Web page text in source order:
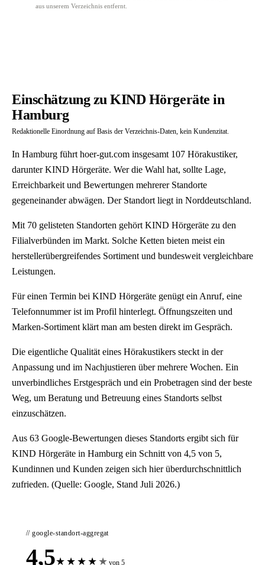
aus unserem Verzeichnis entfernt.
Einschätzung zu KIND Hörgeräte in
Hamburg
Redaktionelle Einordnung auf Basis der Verzeichnis-Daten, kein Kundenzitat.
In Hamburg führt hoer-gut.com insgesamt 107 Hörakustiker,
darunter KIND Hörgeräte. Wer die Wahl hat, sollte Lage,
Erreichbarkeit und Bewertungen mehrerer Standorte
gegeneinander abwägen. Der Standort liegt in Norddeutschland.
Mit 70 gelisteten Standorten gehört KIND Hörgeräte zu den
Filialverbünden im Markt. Solche Ketten bieten meist ein
herstellerübergreifendes Sortiment und bundesweit vergleichbare
Leistungen.
Für einen Termin bei KIND Hörgeräte genügt ein Anruf, eine
Telefonnummer ist im Profil hinterlegt. Öffnungszeiten und
Marken-Sortiment klärt man am besten direkt im Gespräch.
Die eigentliche Qualität eines Hörakustikers steckt in der
Anpassung und im Nachjustieren über mehrere Wochen. Ein
unverbindliches Erstgespräch und ein Probetragen sind der beste
Weg, um Beratung und Betreuung eines Standorts selbst
einzuschätzen.
Aus 63 Google-Bewertungen dieses Standorts ergibt sich für
KIND Hörgeräte in Hamburg ein Schnitt von 4,5 von 5,
Kundinnen und Kunden zeigen sich hier überdurchschnittlich
zufrieden. (Quelle: Google, Stand Juli 2026.)
// google-standort-aggregat
4,5★ ★ ★ ★ ★ von 5